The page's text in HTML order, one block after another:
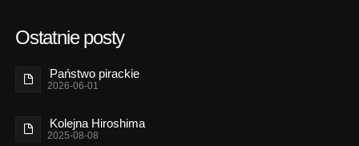
Ostatnie posty
Państwo pirackie
2026-06-01
Kolejna Hiroshima
2025-08-08